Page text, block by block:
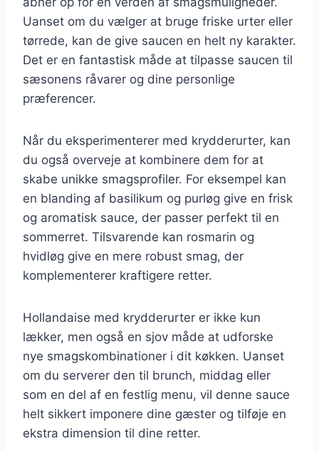
Uanset om du vælger at bruge friske urter eller
tørrede, kan de give saucen en helt ny karakter.
Det er en fantastisk måde at tilpasse saucen til
sæsonens råvarer og dine personlige
præferencer.
Når du eksperimenterer med krydderurter, kan
du også overveje at kombinere dem for at
skabe unikke smagsprofiler. For eksempel kan
en blanding af basilikum og purløg give en frisk
og aromatisk sauce, der passer perfekt til en
sommerret. Tilsvarende kan rosmarin og
hvidløg give en mere robust smag, der
komplementerer kraftigere retter.
Hollandaise med krydderurter er ikke kun
lækker, men også en sjov måde at udforske
nye smagskombinationer i dit køkken. Uanset
om du serverer den til brunch, middag eller
som en del af en festlig menu, vil denne sauce
helt sikkert imponere dine gæster og tilføje en
ekstra dimension til dine retter.